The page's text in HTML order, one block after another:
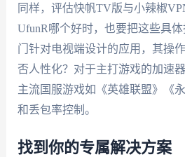
同样，评估快帆TV版与小辣椒
UfunR哪个好时，也要把这些具
门针对电视端设计的应用，其操
否人性化？对于主打游戏的加速
主流国服游戏如《英雄联盟》《
和丢包率控制。
找到你的专属解决方案